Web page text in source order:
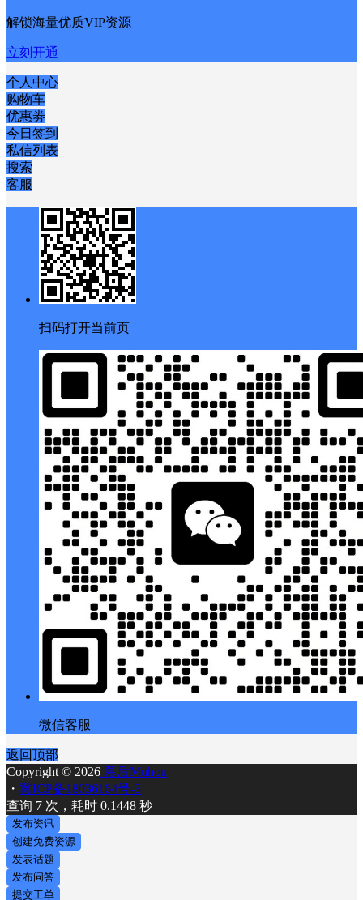
解锁海量优质VIP资源
立刻开通
个人中心
购物车
优惠劵
今日签到
私信列表
搜索
客服
扫码打开当前页
微信客服
返回顶部
Copyright © 2026 幕后Muhou
・ 冀ICP备18036164号-3
查询 7 次，耗时 0.1448 秒
发布资讯
创建免费资源
发表话题
发布问答
提交工单